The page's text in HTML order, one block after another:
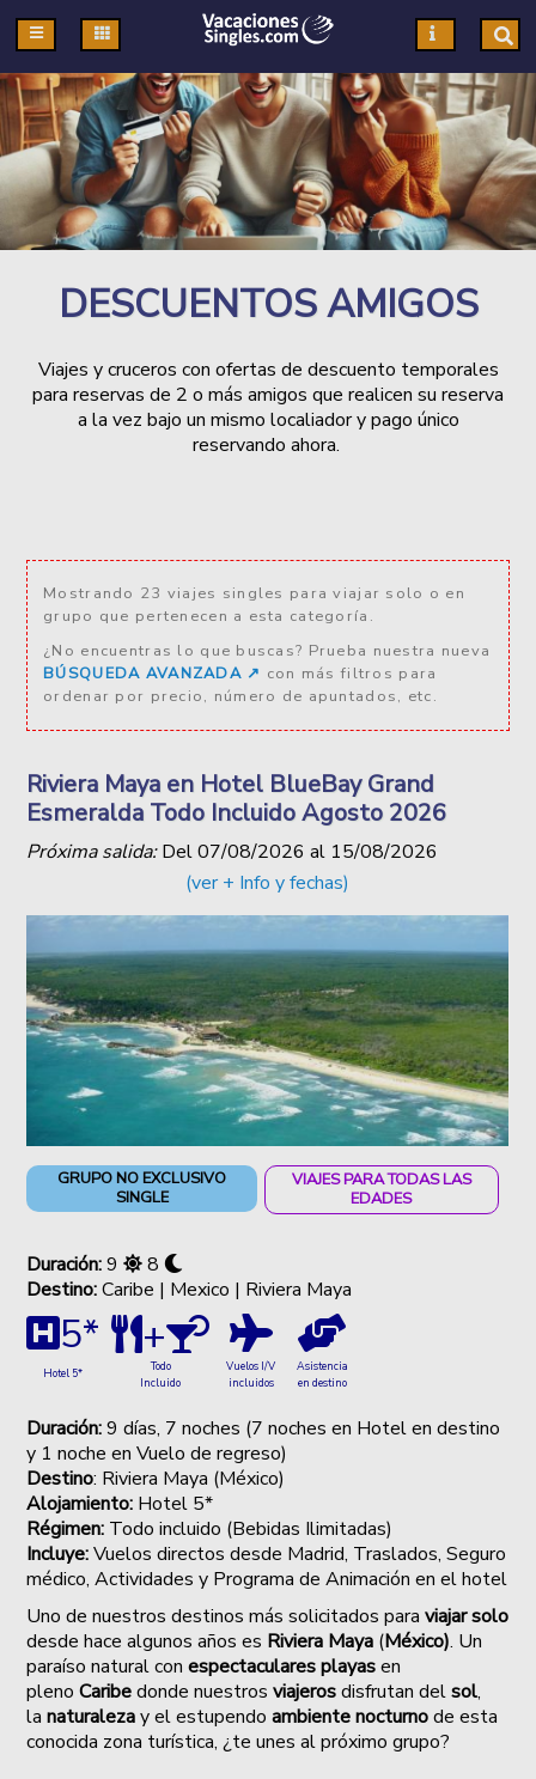
DESCUENTOS AMIGOS
Viajes y cruceros con ofertas de descuento temporales
para reservas de 2 o más amigos que realicen su reserva
a la vez bajo un mismo localiador y pago único
reservando ahora.
Mostrando 23 viajes singles para viajar solo o en
grupo que pertenecen a esta categoría.
¿No encuentras lo que buscas? Prueba nuestra nueva
BÚSQUEDA AVANZADA ↗️ con más filtros para
ordenar por precio, número de apuntados, etc.
Riviera Maya en Hotel BlueBay Grand
Esmeralda Todo Incluido Agosto 2026
Próxima salida:Del07/08/2026 al 15/08/2026
(ver + Info y fechas)
GRUPO NO EXCLUSIVO
SINGLE
VIAJES PARA TODAS LAS
EDADES
Duración:9
8
Destino:Caribe | Mexico | Riviera Maya
5*
Hotel 5*
+
Todo
Incluido
Vuelos I/V
incluidos
Asistencia
en destino
Duración:9 días, 7 noches (7 noches en Hotel en destino
y 1 noche en Vuelo de regreso)
Destino: Riviera Maya (México)
Alojamiento: Hotel 5*
Régimen: Todo incluido (Bebidas Ilimitadas)
Incluye:Vuelos directos desde Madrid, Traslados, Seguro
médico, Actividades y Programa de Animación en el hotel
Uno de nuestros destinos más solicitados paraviajar solo
desde hace algunos años es Riviera Maya (México). Un
paraíso natural conespectaculares playasen
plenoCaribedonde nuestros viajerosdisfrutan delsol,
lanaturalezay el estupendoambiente nocturnode esta
conocida zona turística, ¿te unes al próximo grupo?